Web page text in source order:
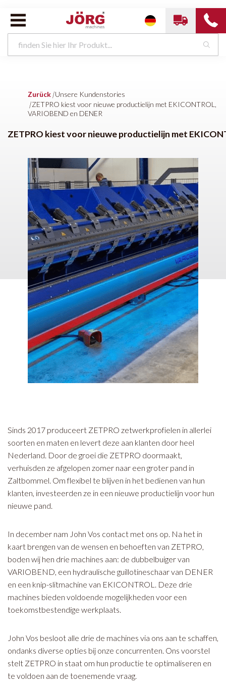
Zurück |Unsere Kundenstories
|ZETPRO kiest voor nieuwe productielijn met EKICONTROL,
VARIOBEND en DENER
ZETPRO kiest voor nieuwe productielijn met
Sinds 2017 produceert ZETPRO zetwerkprofielen in allerlei
soorten en maten en levert deze aan klanten door heel
Nederland. Door de groei die ZETPRO doormaakt,
verhuisden ze afgelopen zomer naar een groter pand in
Zaltbommel. Om flexibel te blijven in het bedienen van hun
klanten, investeerden ze in een nieuwe productielijn voor hun
nieuwe pand.
In december nam John Vos contact met ons op. Na het in
kaart brengen van de wensen en behoeften van ZETPRO,
boden wij hen drie machines aan: de dubbelbuiger van
VARIOBEND, een hydraulische guillotineschaar van DENER
en een knip-slitmachine van EKICONTROL. Deze drie
machines bieden voldoende mogelijkheden voor een
toekomstbestendige werkplaats.
John Vos besloot alle drie de machines via ons aan te schaffen,
ondanks diverse opties bij onze concurrenten. Ons voorstel
stelt ZETPRO in staat om hun productie te optimaliseren en
te voldoen aan de toenemende vraag.